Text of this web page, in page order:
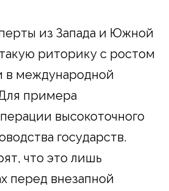
из Запада и Южной
риторику с ростом
в международной
примера
высокоточного
государств.
что это лишь
перед внезапной